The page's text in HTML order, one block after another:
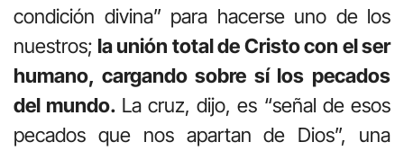
condición divina” para hacerse uno de los
nuestros; la unión total de Cristo con el ser
humano, cargando sobre sí los pecados
del mundo. La cruz, dijo, es “señal de esos
pecados que nos apartan de Dios”, una